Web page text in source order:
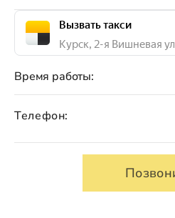
Время работы:
Телефон:
Вызвать такси
Курск, 2-я Вишневая